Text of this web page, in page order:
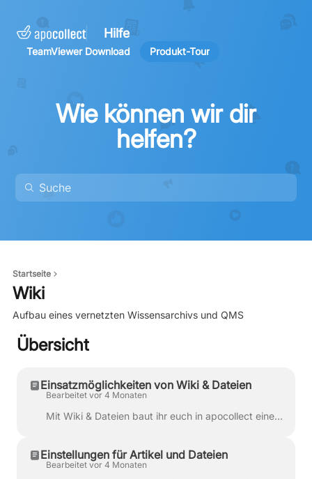
Hilfe
TeamViewer Download Produkt-Tour
Wie können wir dir
helfen?
Startseite
Wiki
Aufbau eines vernetzten Wissensarchivs und QMS
Übersicht
Einsatzmöglichkeiten von Wiki & Dateien
Bearbeitet vor 4 Monaten
Mit Wiki & Dateien baut ihr euch in apocollect eine zentrale Wissens- und Dokumentenbasis für eure Apotheke auf. Hier könnt ihr Artikel erstellen, ...
Einstellungen für Artikel und Dateien
Bearbeitet vor 4 Monaten